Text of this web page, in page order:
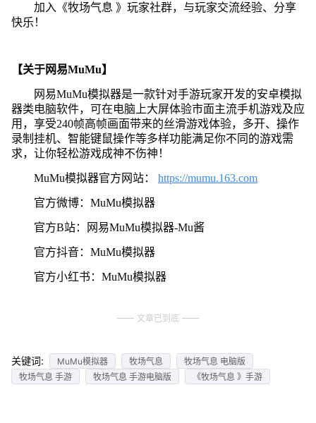
加入《牧场气息 》玩家社群，与玩家交流经验、分享
快乐！
【关于网易MuMu】
网易MuMu模拟器是一款针对手游玩家开发的安卓模拟
器类电脑软件，可在电脑上大屏体验市面主流手机游戏及应
用，享受240帧高帧画面带来的丝滑游戏体验，多开、操作
录制挂机、智能键鼠操作等多样功能满足你不同的游戏需
求，让你轻松游戏成神不伤神！
MuMu模拟器官方网站： https://mumu.163.com
官方微博：MuMu模拟器
官方B站：网易MuMu模拟器-Mu酱
官方抖音：MuMu模拟器
官方小红书：MuMu模拟器
文章已到底
关键词: MuMu模拟器 牧场气息
牧场气息 电脑版
牧场气息 手游
牧场气息 手游电脑版 《牧场气息 》手游